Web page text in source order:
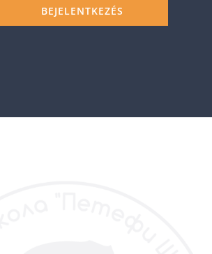
BEJELENTKEZÉS